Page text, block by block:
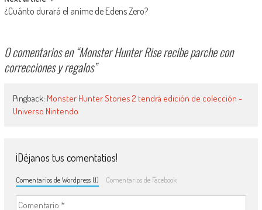
¿Cuánto durará el anime de Edens Zero?
0 comentarios en “Monster Hunter Rise recibe parche con
correcciones y regalos”
Pingback: Monster Hunter Stories 2 tendrá edición de colección -
Universo Nintendo
¡Déjanos tus comentatios!
Comentarios de Wordpress (1) Comentarios de Facebook